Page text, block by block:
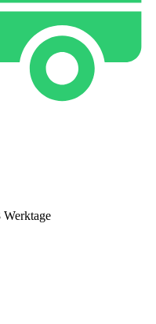
Werktage